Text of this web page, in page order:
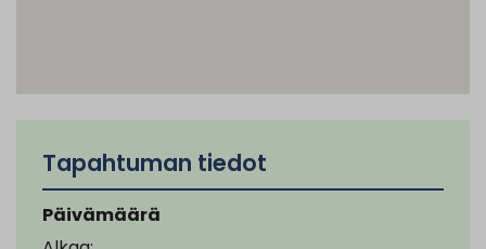
Tapahtuman tiedot
Päivämäärä